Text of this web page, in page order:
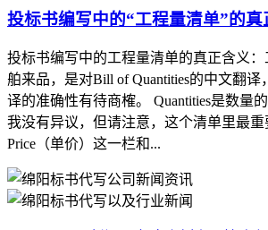
投标书编写中的“工程量清单”的真
投标书编写中的工程量清单的真正含义
舶来品，是对Bill of Quantities的中文翻译
译的准确性有待商榷。 Quantities是数量
我没有异议，但请注意，这个清单里最
Price（单价）这一栏和...